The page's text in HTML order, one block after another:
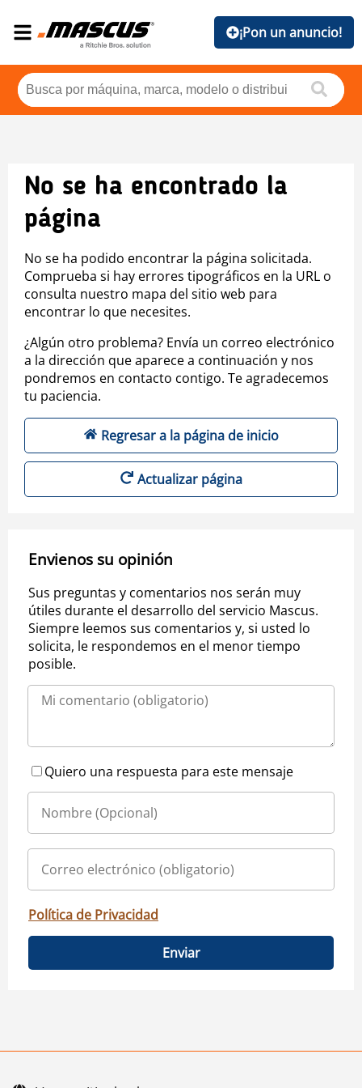
¡Pon un anuncio!
No se ha encontrado la
página
No se ha podido encontrar la página solicitada.
Comprueba si hay errores tipográficos en la URL o
consulta nuestro mapa del sitio web para
encontrar lo que necesites.
¿Algún otro problema? Envía un correo electrónico
a la dirección que aparece a continuación y nos
pondremos en contacto contigo. Te agradecemos
tu paciencia.
Regresar a la página de inicio
Actualizar página
Envienos su opinión
Sus preguntas y comentarios nos serán muy
útiles durante el desarrollo del servicio Mascus.
Siempre leemos sus comentarios y, si usted lo
solicita, le respondemos en el menor tiempo
posible.
Quiero una respuesta para este mensaje
Política de Privacidad
Enviar